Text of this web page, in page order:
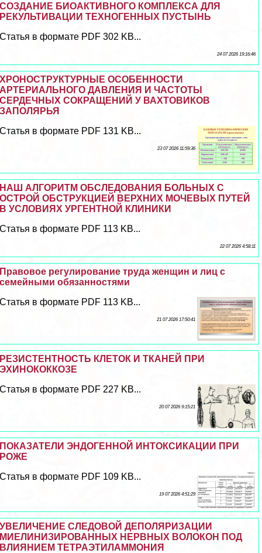
СОЗДАНИЕ БИОАКТИВНОГО КОМПЛЕКСА ДЛЯ
РЕКУЛЬТИВАЦИИ ТЕХНОГЕННЫХ ПУСТЫНЬ
Статья в формате PDF 302 KB...
24 07 2026 19:16:46
ХРОНОСТРУКТУРНЫЕ ОСОБЕННОСТИ
АРТЕРИАЛЬНОГО ДАВЛЕНИЯ И ЧАСТОТЫ
СЕРДЕЧНЫХ СОКРАЩЕНИЙ У ВАХТОВИКОВ
ЗАПОЛЯРЬЯ
Статья в формате PDF 131 KB...
23 07 2026 11:59:36
НАШ АЛГОРИТМ ОБСЛЕДОВАНИЯ БОЛЬНЫХ С
ОСТРОЙ ОБСТРУКЦИЕЙ ВЕРХНИХ МОЧЕВЫХ ПУТЕЙ
В УСЛОВИЯХ УРГЕНТНОЙ КЛИНИКИ
Статья в формате PDF 113 KB...
22 07 2026 4:58:11
Правовое регулирование труда женщин и лиц с
семейными обязанностями
Статья в формате PDF 113 KB...
21 07 2026 17:50:41
РЕЗИСТЕНТНОСТЬ КЛЕТОК И ТКАНЕЙ ПРИ
ЭХИНОКОККОЗЕ
Статья в формате PDF 227 KB...
20 07 2026 9:15:21
ПОКАЗАТЕЛИ ЭНДОГЕННОЙ ИНТОКСИКАЦИИ ПРИ
РОЖЕ
Статья в формате PDF 109 KB...
19 07 2026 4:51:29
УВЕЛИЧЕНИЕ СЛЕДОВОЙ ДЕПОЛЯРИЗАЦИИ
МИЕЛИНИЗИРОВАННЫХ НЕРВНЫХ ВОЛОКОН ПОД
ВЛИЯНИЕМ ТЕТРАЭТИЛАММОНИЯ